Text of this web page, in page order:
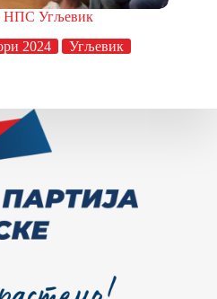
Угљевик
2024 Угљевик